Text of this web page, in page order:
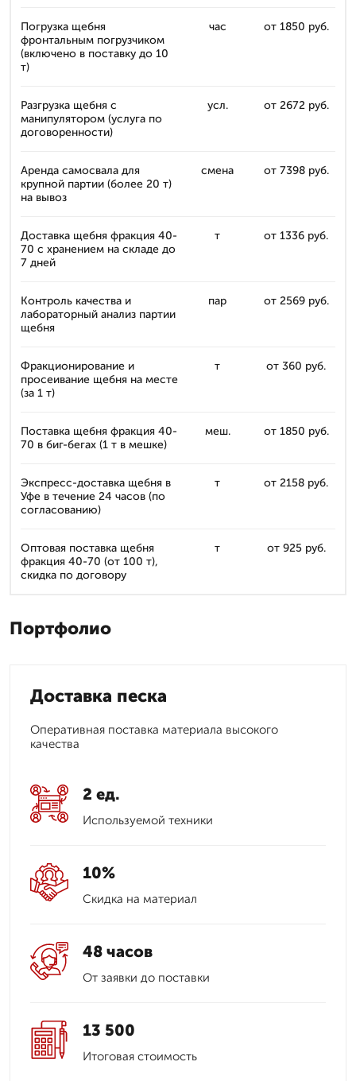
Погрузка щебня
фронтальным погрузчиком
(включено в поставку до 10
т)
час от 1850 руб.
Разгрузка щебня с
манипулятором (услуга по
договоренности)
усл. от 2672 руб.
Аренда самосвала для
крупной партии (более 20 т)
на вывоз
смена от 7398 руб.
Доставка щебня фракция 40-
70 с хранением на складе до
7 дней
т от 1336 руб.
Контроль качества и
лабораторный анализ партии
щебня
пар от 2569 руб.
Фракционирование и
просеивание щебня на месте
(за 1 т)
т от 360 руб.
Поставка щебня фракция 40-
70 в биг-бегах (1 т в мешке)
меш. от 1850 руб.
Экспресс-доставка щебня в
Уфе в течение 24 часов (по
согласованию)
т от 2158 руб.
Оптовая поставка щебня
фракция 40-70 (от 100 т),
скидка по договору
т от 925 руб.
Портфолио
Доставка песка
Оперативная поставка материала высокого
качества
2 ед.
Используемой техники
10%
Скидка на материал
48 часов
От заявки до поставки
13 500
Итоговая стоимость